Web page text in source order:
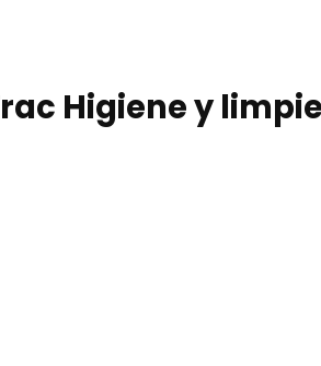
Higiene y